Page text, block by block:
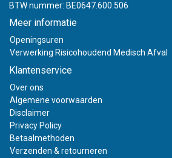
BTW nummer: BE0647.600.506
Meer informatie
Openingsuren
Verwerking Risicohoudend Medisch Afval
Klantenservice
Over ons
Algemene voorwaarden
Disclaimer
Privacy Policy
Betaalmethoden
Verzenden & retourneren